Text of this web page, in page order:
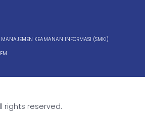
MANAJEMEN KEAMANAN INFORMASI (SMKI)
rights reserved.